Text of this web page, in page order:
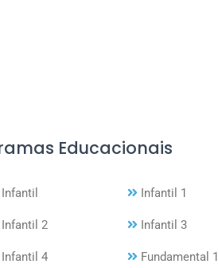
Educacionais
Infantil Infantil 1
Infantil 2 Infantil 3
Infantil 4 Fundamental 1